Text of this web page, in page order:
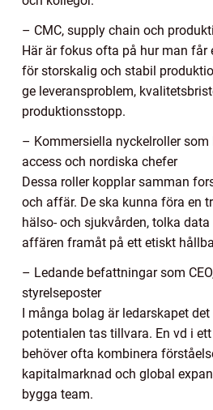
– CMC, supply chain och
Här är fokus ofta på hur man får
för storskalig och stabil
ge leveransproblem,
produktionsstopp.
– Kommersiella nyckelroller som
access och nordiska chefer
Dessa roller kopplar samman
och affär. De ska kunna föra en
hälso- och sjukvården, tolka
affären framåt på ett etiskt
– Ledande befattningar som
styrelseposter
I många bolag är ledarskapet
potentialen tas tillvara. En vd i
behöver ofta kombinera
kapitalmarknad och global
bygga team.